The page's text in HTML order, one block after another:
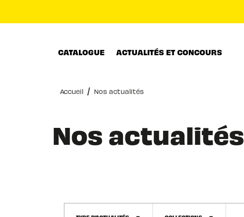
CATALOGUE ACTUALITÉS ET CONCOURS
Accueil / Nos actualités
Nos actualités